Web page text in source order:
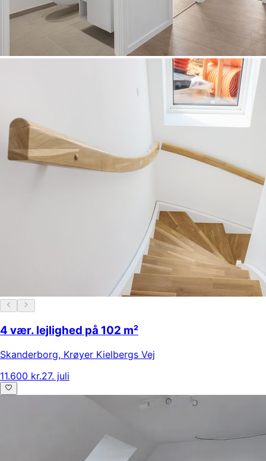
4 vær. lejlighed på 102 m²
Skanderborg, Krøyer Kielbergs Vej
11.600 kr.27. juli